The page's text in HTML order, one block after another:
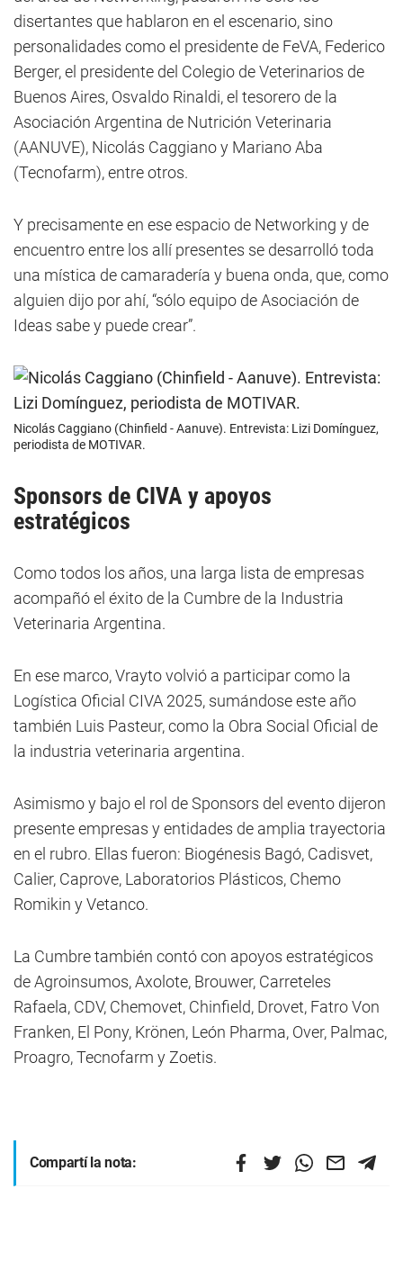
disertantes que hablaron en el escenario, sino
personalidades como el presidente de FeVA, Federico
Berger, el presidente del Colegio de Veterinarios de
Buenos Aires, Osvaldo Rinaldi, el tesorero de la
Asociación Argentina de Nutrición Veterinaria
(AANUVE), Nicolás Caggiano y Mariano Aba
(Tecnofarm), entre otros.
Y precisamente en ese espacio de Networking y de
encuentro entre los allí presentes se desarrolló toda
una mística de camaradería y buena onda, que, como
alguien dijo por ahí, “sólo equipo de Asociación de
Ideas sabe y puede crear”.
Nicolás Caggiano (Chinfield - Aanuve). Entrevista: Lizi Domínguez,
periodista de MOTIVAR.
Sponsors de CIVA y apoyos
estratégicos
Como todos los años, una larga lista de empresas
acompañó el éxito de la Cumbre de la Industria
Veterinaria Argentina.
En ese marco, Vrayto volvió a participar como la
Logística Oficial CIVA 2025, sumándose este año
también Luis Pasteur, como la Obra Social Oficial de
la industria veterinaria argentina.
Asimismo y bajo el rol de Sponsors del evento dijeron
presente empresas y entidades de amplia trayectoria
en el rubro. Ellas fueron: Biogénesis Bagó, Cadisvet,
Calier, Caprove, Laboratorios Plásticos, Chemo
Romikin y Vetanco.
La Cumbre también contó con apoyos estratégicos
de Agroinsumos, Axolote, Brouwer, Carreteles
Rafaela, CDV, Chemovet, Chinfield, Drovet, Fatro Von
Franken, El Pony, Krönen, León Pharma, Over, Palmac,
Proagro, Tecnofarm y Zoetis.
Compartí la nota: